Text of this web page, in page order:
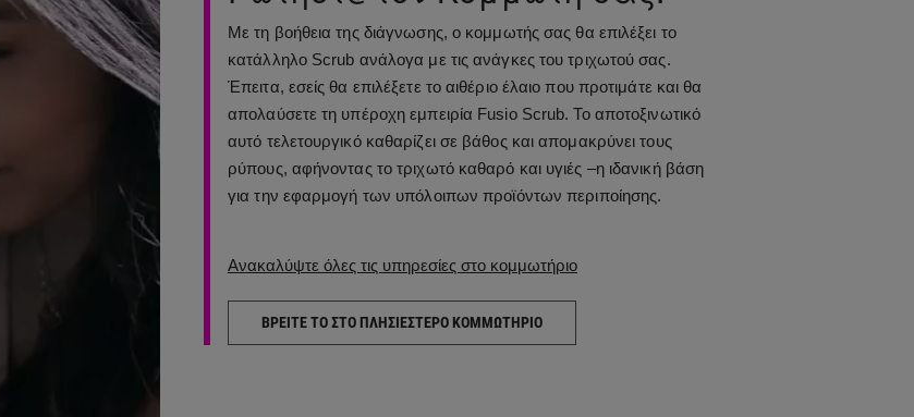
Με τη βοήθεια της διάγνωσης, ο κομμωτής σας θα επιλέξει το
κατάλληλο Scrub ανάλογα με τις ανάγκες του τριχωτού σας.
Έπειτα, εσείς θα επιλέξετε το αιθέριο έλαιο που προτιμάτε και θα
απολαύσετε τη υπέροχη εμπειρία Fusio Scrub. Το αποτοξινωτικό
αυτό τελετουργικό καθαρίζει σε βάθος και απομακρύνει τους
ρύπους, αφήνοντας το τριχωτό καθαρό και υγιές –η ιδανική βάση
για την εφαρμογή των υπόλοιπων προϊόντων περιποίησης.
Ανακαλύψτε όλες τις υπηρεσίες στο κομμωτήριο
ΒΡΕΙΤΕ ΤΟ ΣΤΟ ΠΛΗΣΙΕΣΤΕΡΟ ΚΟΜΜΩΤΗΡΙΟ